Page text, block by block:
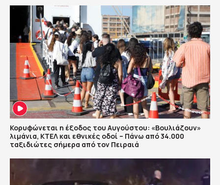
Κορυφώνεται η έξοδος του Αυγούστου: «Βουλιάζουν»
λιμάνια, ΚΤΕΛ και εθνικές οδοί – Πάνω από 34.000
ταξιδιώτες σήμερα από τον Πειραιά